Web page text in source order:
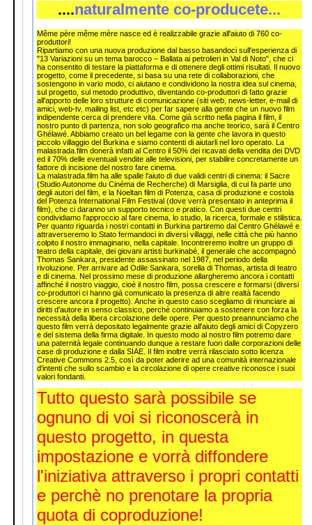
....naturalmente co-producete...
Même père même mère nasce ed è realizzabile grazie all'aiuto di 760 co-
produttori!
Ripartiamo con una nuova produzione dal basso basandoci sull'esperienza di
"13 Variazioni su un tema barocco – Ballata ai petrolieri in Val di Noto", che ci
ha consentito di testare la piattaforma e di ottenere degli ottimi risultati. Il nuovo
progetto, come il precedente, si basa su una rete di collaborazioni, che
sostengono in vario modo, ci aiutano e condividono la nostra idea sul cinema,
sul progetto, sul metodo produttivo, diventando co-produttori di fatto grazie
all'apporto delle loro strutture di comunicazione (siti web, news-letter, e-mail di
amici, web-tv, mailing list, etc etc) per far sapere alla gente che un nuovo film
indipendente cerca di prendere vita. Come già scritto nella pagina il film, il
nostro punto di partenza, non solo geografico ma anche teorico, sarà il Centro
Ghélawé. Abbiamo creato un bel legame con la gente che lavora in questo
piccolo villaggio del Burkina e siamo contenti di aiutarli nel loro operato. La
malastrada.film donerà infatti al Centro il 50% dei ricavati della vendita dei DVD
ed il 70% delle eventuali vendite alle televisioni, per stabilire concretamente un
fattore di incisione del nostro fare cinema.
La malastrada.film ha alle spalle l'aiuto di due validi centri di cinema: il Sacre
(Studio Autonome du Cinéma de Recherche) di Marsiglia, di cui fa parte uno
degli autori del film, e la Noeltan film di Potenza, casa di produzione e costola
del Potenza International Film Festival (dove verrà presentato in anteprima il
film), che ci daranno un supporto tecnico e pratico. Con questi due centri
condividiamo l'approccio al fare cinema, lo studio, la ricerca, formale e stilistica.
Per quanto riguarda i nostri contatti in Burkina partiremo dal Centro Ghélawé e
attraverseremo lo Stato fermandoci in diversi villaggi, nelle città che più hanno
colpito il nostro immaginario, nella capitale. Incontreremo inoltre un gruppo di
teatro della capitale, dei giovani artisti burkinabé, il generale che accompagnò
Thomas Sankara, presidente assassinato nel 1987, nel periodo della
rivoluzione. Per arrivare ad Odile Sankara, sorella di Thomas, artista di teatro
e di cinema. Nel prossimo mese di produzione allargheremo ancora i contatti
affinché il nostro viaggio, cioè il nostro film, possa crescere e formarsi (diversi
co-produttori ci hanno già comunicato la presenza di altre realtà facendo
crescere ancora il progetto). Anche in questo caso scegliamo di rinunciare ai
diritti d'autore in senso classico, perchè continuiamo a sostenere con forza la
necessità della libera circolazione delle opere. Per questo preannunciamo che
questo film verrà depositato legalmente grazie all'aiuto degli amici di Copyzero
e del sistema della firma digitale. In questo modo al nostro film potremo dare
una paternità legale continuando dunque a restare fuori dalle corporazioni delle
case di produzione e dalla SIAE. Il film inoltre verrà rilasciato sotto licenza
Creative Commons 2.5, così da poter aderire ad una comunità internazionale
d'intenti che sullo scambio e la circolazione di opere creative riconosce i suoi
valori fondanti.
Tutto questo sarà possibile se
ognuno di voi si riconoscerà in
questo progetto, in questa
impostazione e vorrà diffondere
l'iniziativa attraverso i propri contatti
e perchè no prenotare la propria
quota di coproduzione!